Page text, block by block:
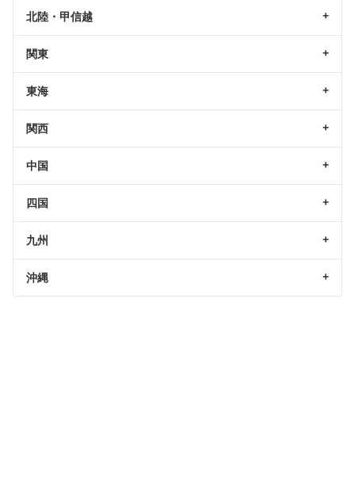
北陸・甲信越
関東
東海
関西
中国
四国
九州
沖縄